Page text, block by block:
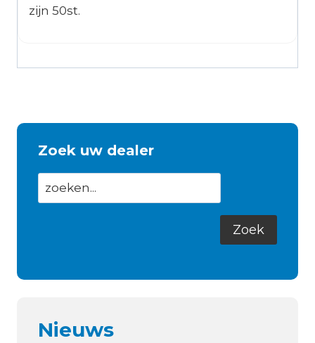
zijn 50st.
Zoek uw dealer
Nieuws